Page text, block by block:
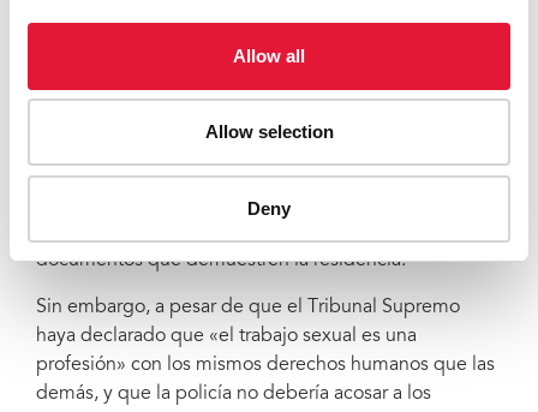
Allow all
Allow selection
Deny
La Señora Natraj animó a la comunidad a reivindicar
ley, como por ejemplo la emisión de tarjetas (de
identificación) Aadhar, las raciones alimentarias, las
documentos que demuestren la residencia.
Sin embargo, a pesar de que el Tribunal Supremo
haya declarado que «el trabajo sexual es una
profesión» con los mismos derechos humanos que las
demás, y que la policía no debería acosar a los